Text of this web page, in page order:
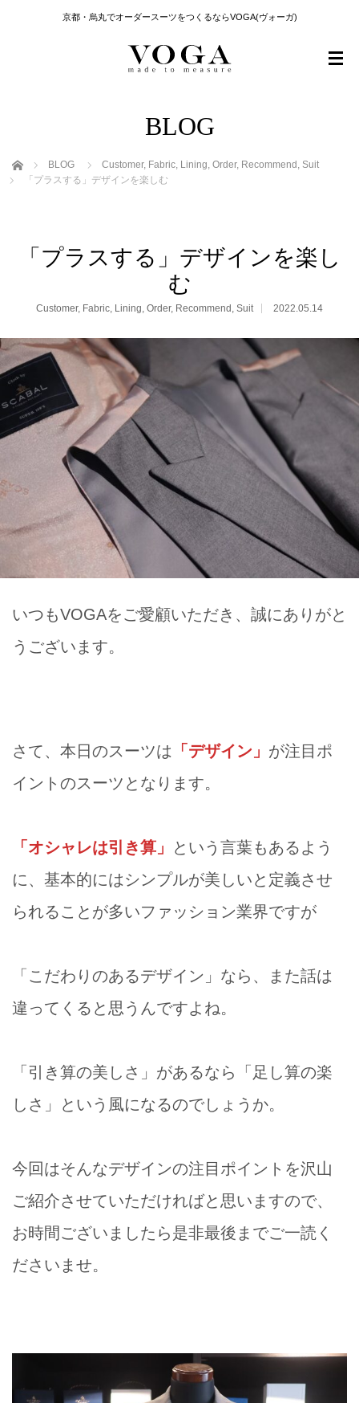
京都・烏丸でオーダースーツをつくるならVOGA(ヴォーガ)
BLOG
ホーム BLOG Customer, Fabric, Lining, Order, Recommend , Suit
「プラスする」デザインを楽しむ
「プラスする」デザインを楽し
む
Customer, Fabric, Lining, Order, Recommend , Suit 2022.05.14
いつもVOGAをご愛顧いただき、誠にありがと
うございます。
さて、本日のスーツは 「デザイン」 が注目ポ
イントのスーツとなります。
「オシャレは引き算」
という言葉もあるよう
に、基本的にはシンプルが美しいと定義させ
られることが多いファッション業界ですが
「こだわりのあるデザイン」なら、また話は
違ってくると思うんですよね。
「引き算の美しさ」があるなら「足し算の楽
しさ」という風になるのでしょうか。
今回はそんなデザインの注目ポイントを沢山
ご紹介させていただければと思いますので、
お時間ございましたら是非最後までご一読く
ださいませ。